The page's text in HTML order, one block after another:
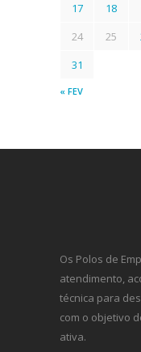
« FEV
17
18
24
25
31
Os Polos de
atendimento,
técnica para
com o objetivo
ativa.